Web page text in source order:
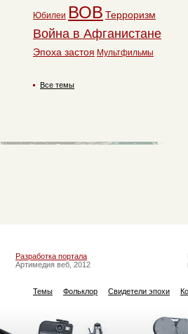
Юбилеи ВОВ Терроризм
Война в Афганистане
Эпоха застоя Мультфильмы
Все темы
Разработка портала
Артимедия веб, 2012
Темы Фольклор Свидетели эпохи